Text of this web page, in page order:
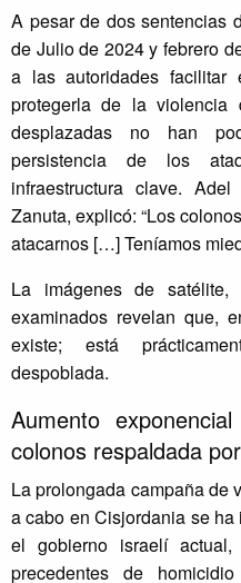
A pesar de dos sentencias
de Julio de 2024 y febrero
a las autoridades
protegerla de la violencia
desplazadas no han
persistencia de los
infraestructura clave.
Zanuta, explicó: “Los
atacarnos […] Teníamos
La imágenes de
examinados revelan que,
existe; está
despoblada.
Aumento
colonos respaldada
La prolongada campaña de
a cabo en Cisjordania se
el gobierno israelí
precedentes de